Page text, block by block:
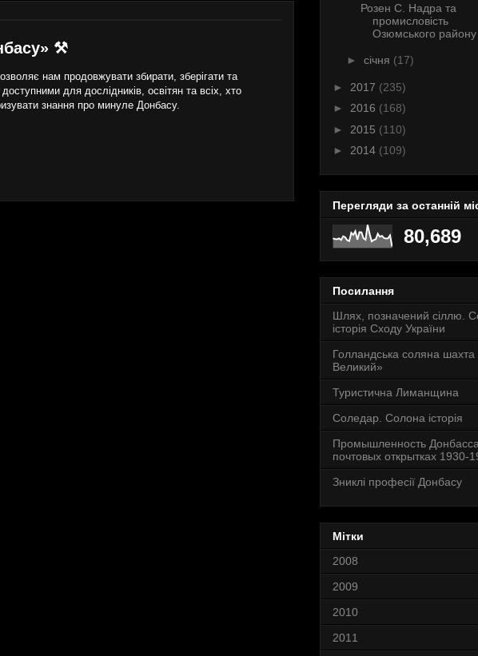
⚒
нам продовжувати збирати, зберігати та
для дослідників, освітян та всіх, хто
знання про минуле Донбасу.
Розен C. Надра та
промисловість
Озюмського
► січня (17)
► 2017 (235)
► 2016 (168)
► 2015 (110)
► 2014 (109)
Перегляди за останній
80,689
Посилання
Шлях, позначений сіллю.
історія Сходу України
Голландська соляна
Великий»
Туристична Лиманщина
Соледар. Солона історія
Промышленность
почтовых открытках 1930-
Зниклі професії Донбасу
Мітки
2008
2009
2010
2011